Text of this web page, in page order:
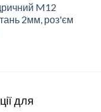
M12
2мм, роз'єм
для